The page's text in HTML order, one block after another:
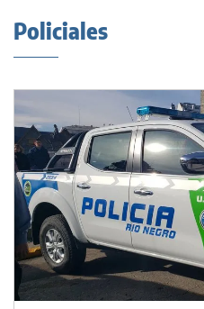
Policiales